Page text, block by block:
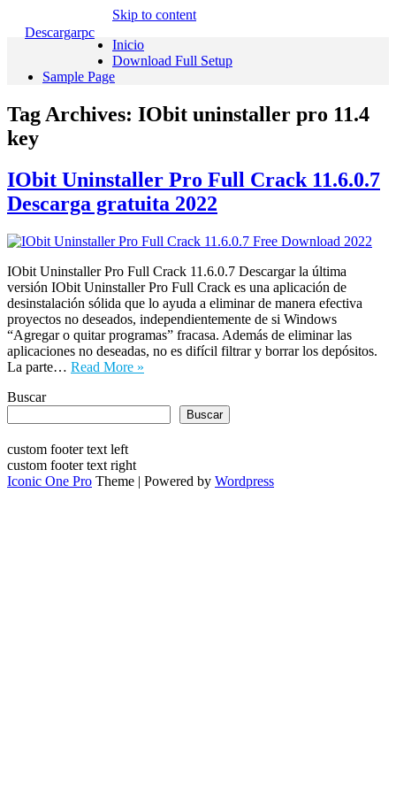
Descargarpc
Skip to content
Inicio
Download Full Setup
Sample Page
Tag Archives: IObit uninstaller pro 11.4
key
IObit Uninstaller Pro Full Crack 11.6.0.7
Descarga gratuita 2022
IObit Uninstaller Pro Full Crack 11.6.0.7 Descargar la última
versión IObit Uninstaller Pro Full Crack es una aplicación de
desinstalación sólida que lo ayuda a eliminar de manera efectiva
proyectos no deseados, independientemente de si Windows
“Agregar o quitar programas” fracasa. Además de eliminar las
aplicaciones no deseadas, no es difícil filtrar y borrar los depósitos.
La parte… Read More »
Buscar
Buscar
custom footer text left
custom footer text right
Iconic One Pro Theme | Powered by Wordpress